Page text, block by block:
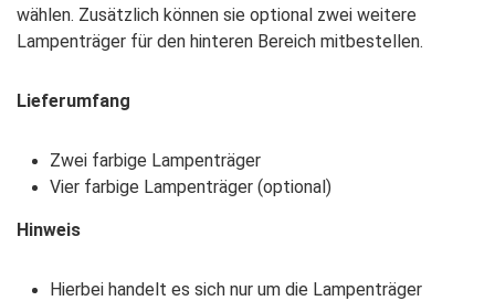
wählen. Zusätzlich können sie optional zwei weitere
Lampenträger für den hinteren Bereich mitbestellen.
Lieferumfang
Zwei farbige Lampenträger
Vier farbige Lampenträger (optional)
Hinweis
Hierbei handelt es sich nur um die Lampenträger